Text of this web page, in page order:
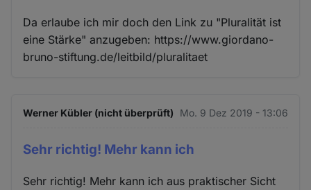
Da erlaube ich mir doch den Link zu "Pluralität ist
eine Stärke" anzugeben: https://www.giordano-
bruno-stiftung.de/leitbild/pluralitaet
Werner Kübler (nicht überprüft) Mo. 9 Dez 2019 - 13:06
Sehr richtig! Mehr kann ich
Sehr richtig! Mehr kann ich aus praktischer Sicht